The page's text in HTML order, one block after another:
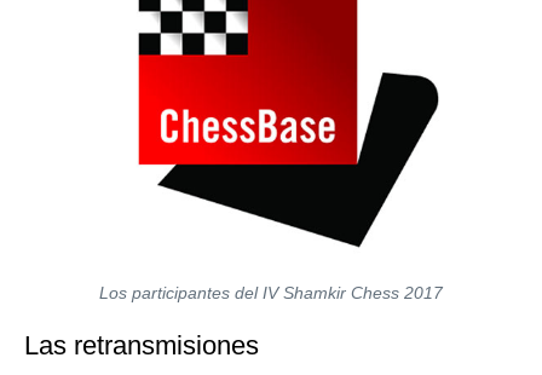
Los participantes del IV Shamkir Chess 2017
Las retransmisiones